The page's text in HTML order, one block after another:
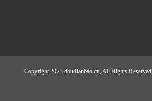
Copyright 2023 doudianbao.cn, All Rights Reserved